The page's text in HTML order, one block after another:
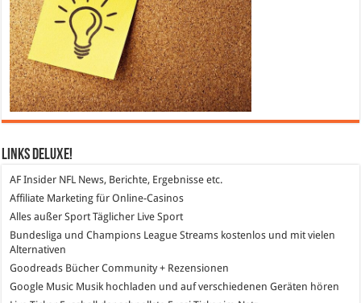
Links DeLuXe!
AF Insider NFL News, Berichte, Ergebnisse etc.
Affiliate Marketing für Online-Casinos
Alles außer SportTäglicher Live Sport
Bundesliga und Champions League Streams kostenlos und mit vielen
Alternativen
Goodreads Bücher Community + Rezensionen
Google Music Musik hochladen und auf verschiedenen Geräten hören